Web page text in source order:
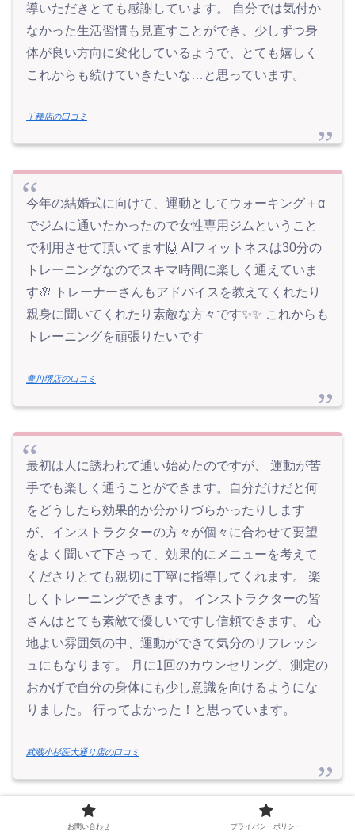
導いただきとても感謝しています。 自分では気付か
なかった生活習慣も見直すことができ、少しずつ身
体が良い方向に変化しているようで、とても嬉しく
これからも続けていきたいな…と思っています。
千種店の口コミ
今年の結婚式に向けて、運動としてウォーキング＋‪α
でジムに通いたかったので女性専用ジムということ
で利用させて頂いてます🙌 AIフィットネスは30分の
トレーニングなのでスキマ時間に楽しく通えていま
す🌸 トレーナーさんもアドバイスを教えてくれたり
親身に聞いてくれたり素敵な方々です✨️✨ これからも
トレーニングを頑張りたいです
豊川堺店の口コミ
最初は人に誘われて通い始めたのですが、 運動が苦
手でも楽しく通うことができます。自分だけだと何
をどうしたら効果的か分かりづらかったりします
が、インストラクターの方々が個々に合わせて要望
をよく聞いて下さって、効果的にメニューを考えて
くださりとても親切に丁寧に指導してくれます。 楽
しくトレーニングできます。 インストラクターの皆
さんはとても素敵で優しいですし信頼できます。 心
地よい雰囲気の中、運動ができて気分のリフレッシ
ュにもなります。 月に1回のカウンセリング、測定の
おかげで自分の身体にも少し意識を向けるようにな
りました。 行ってよかった！と思っています。
武蔵小杉医大通り店の口コミ
お問い合わせ プライバシーポリシー